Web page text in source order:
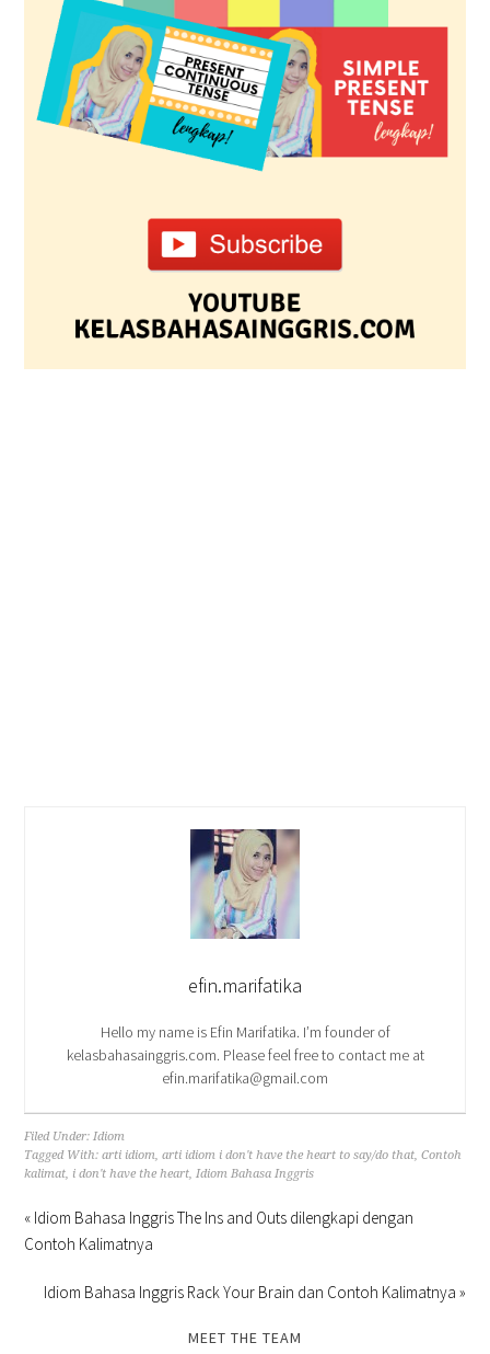
efin.marifatika
Hello my name is Efin Marifatika. I’m founder of
kelasbahasainggris.com. Please feel free to contact me at
efin.marifatika@gmail.com
Filed Under:Idiom
Tagged With:arti idiom,arti idiom i don't have the heart to say/do that,Contoh
kalimat, i don't have the heart,Idiom Bahasa Inggris
« Idiom Bahasa Inggris The Ins and Outs dilengkapi dengan
Contoh Kalimatnya
Idiom Bahasa Inggris Rack Your Brain dan Contoh Kalimatnya »
MEET THE TEAM